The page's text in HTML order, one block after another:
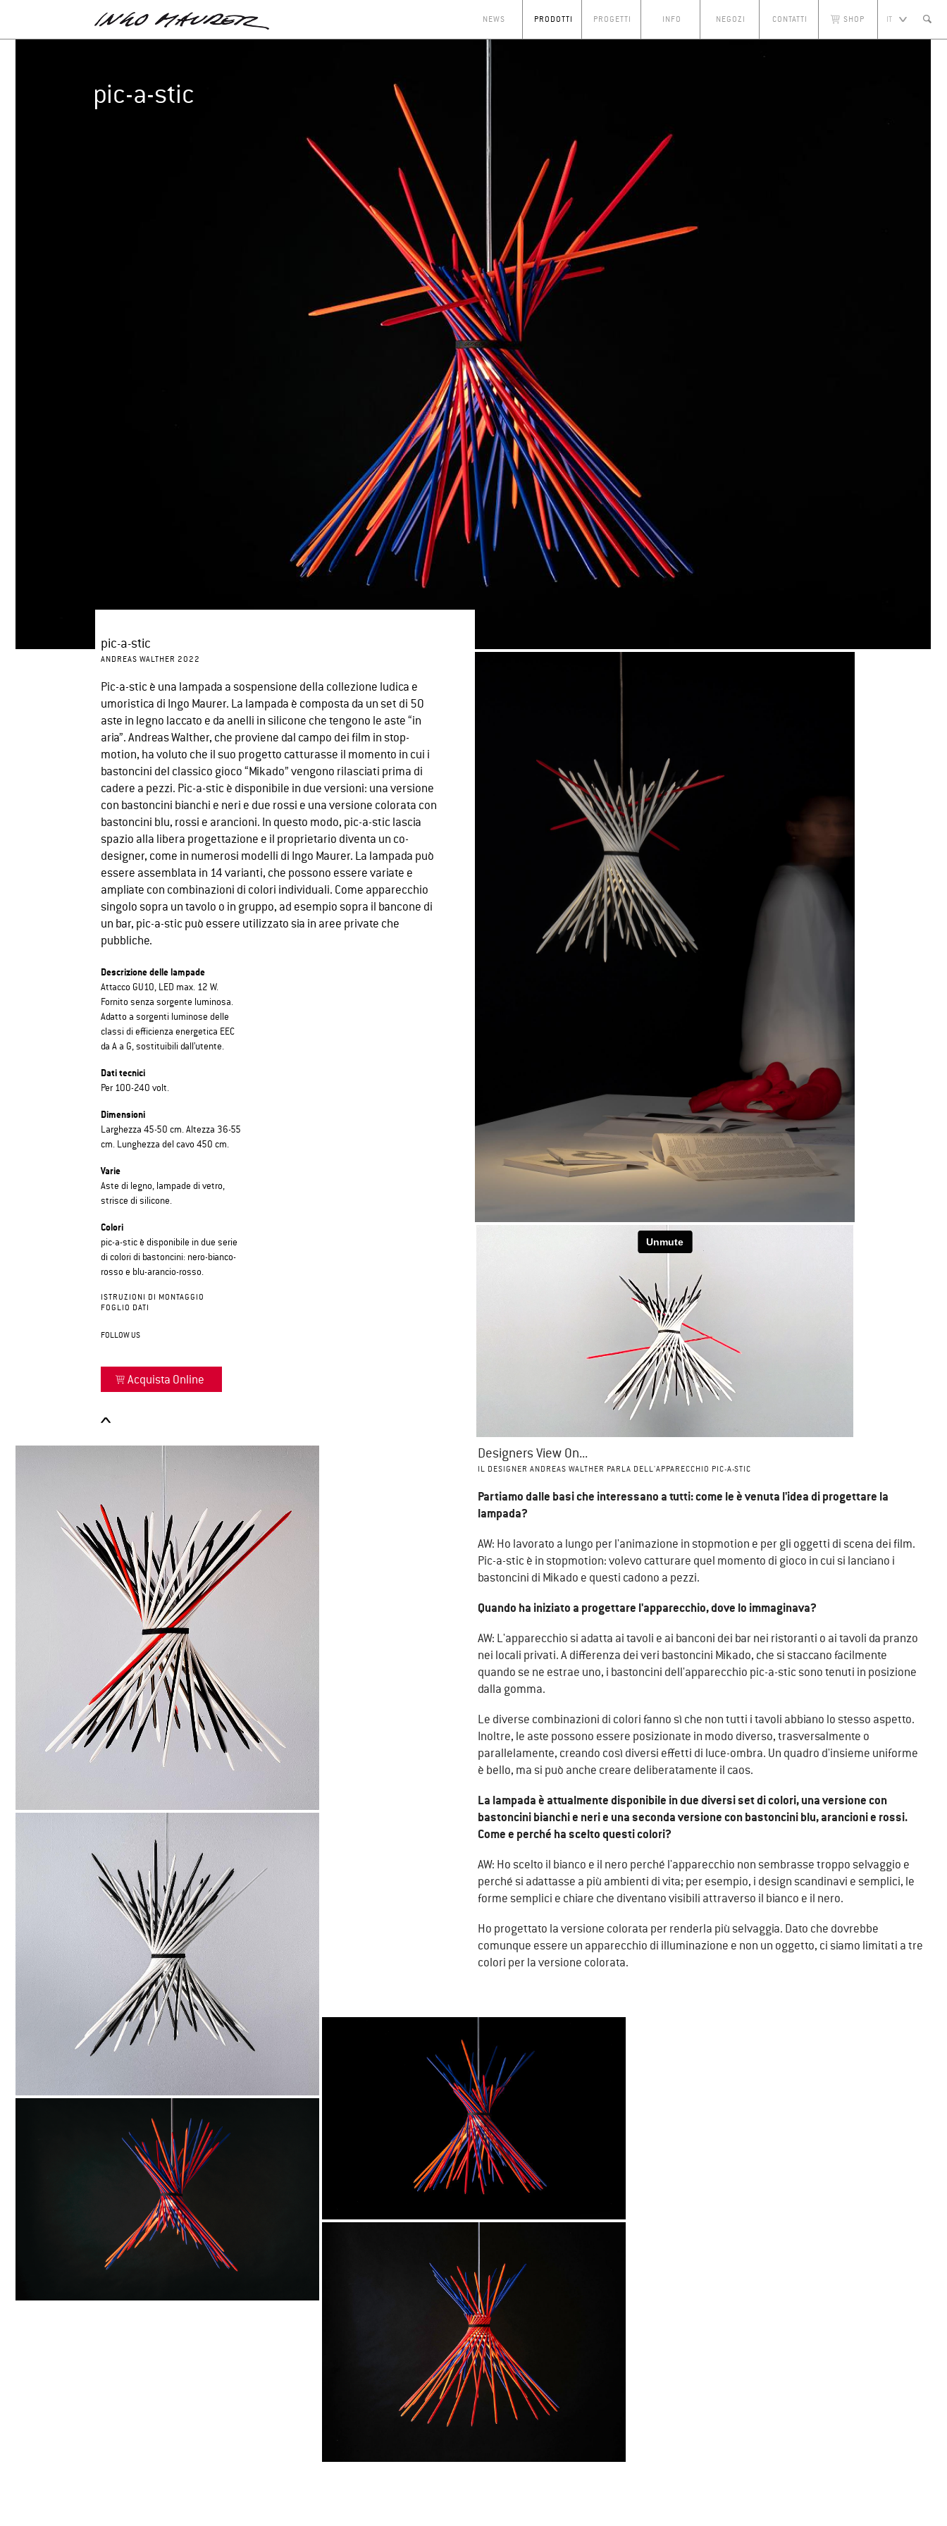
NEWS PRODOTTI PROGETTI INFO NEGOZI CONTATTI SHOP IT
pic-a-stic
pic-a-stic
ANDREAS WALTHER 2022
Pic-a-stic è una lampada a sospensione della collezione ludica e
umoristica di Ingo Maurer. La lampada è composta da un set di 50
aste in legno laccato e da anelli in silicone che tengono le aste “in
aria”. Andreas Walther, che proviene dal campo dei film in stop-
motion, ha voluto che il suo progetto catturasse il momento in cui i
bastoncini del classico gioco “Mikado” vengono rilasciati prima di
cadere a pezzi. Pic-a-stic è disponibile in due versioni: una versione
con bastoncini bianchi e neri e due rossi e una versione colorata con
bastoncini blu, rossi e arancioni. In questo modo, pic-a-stic lascia
spazio alla libera progettazione e il proprietario diventa un co-
designer, come in numerosi modelli di Ingo Maurer. La lampada può
essere assemblata in 14 varianti, che possono essere variate e
ampliate con combinazioni di colori individuali. Come apparecchio
singolo sopra un tavolo o in gruppo, ad esempio sopra il bancone di
un bar, pic-a-stic può essere utilizzato sia in aree private che
pubbliche.
Descrizione delle lampade
Attacco GU10, LED max. 12 W.
Fornito senza sorgente luminosa.
Adatto a sorgenti luminose delle
classi di efficienza energetica EEC
da A a G, sostituibili dall’utente.
Dati tecnici
Per 100-240 volt.
Dimensioni
Larghezza 45-50 cm. Altezza 36-55
cm. Lunghezza del cavo 450 cm.
Varie
Aste di legno, lampade di vetro,
strisce di silicone.
Colori
pic-a-stic è disponibile in due serie
di colori di bastoncini: nero-bianco-
rosso e blu-arancio-rosso.
ISTRUZIONI DI MONTAGGIO
FOGLIO DATI
FOLLOW US
Acquista Online
Designers View On...
IL DESIGNER ANDREAS WALTHER PARLA DELL'APPARECCHIO PIC-A-STIC
Partiamo dalle basi che interessano a tutti: come le è venuta l'idea di progettare la
lampada?
AW: Ho lavorato a lungo per l'animazione in stopmotion e per gli oggetti di scena dei film.
Pic-a-stic è in stopmotion: volevo catturare quel momento di gioco in cui si lanciano i
bastoncini di Mikado e questi cadono a pezzi.
Quando ha iniziato a progettare l'apparecchio, dove lo immaginava?
AW: L'apparecchio si adatta ai tavoli e ai banconi dei bar nei ristoranti o ai tavoli da pranzo
nei locali privati. A differenza dei veri bastoncini Mikado, che si staccano facilmente
quando se ne estrae uno, i bastoncini dell'apparecchio pic-a-stic sono tenuti in posizione
dalla gomma.
Le diverse combinazioni di colori fanno sì che non tutti i tavoli abbiano lo stesso aspetto.
Inoltre, le aste possono essere posizionate in modo diverso, trasversalmente o
parallelamente, creando così diversi effetti di luce-ombra. Un quadro d'insieme uniforme
è bello, ma si può anche creare deliberatamente il caos.
La lampada è attualmente disponibile in due diversi set di colori, una versione con
bastoncini bianchi e neri e una seconda versione con bastoncini blu, arancioni e rossi.
Come e perché ha scelto questi colori?
AW: Ho scelto il bianco e il nero perché l'apparecchio non sembrasse troppo selvaggio e
perché si adattasse a più ambienti di vita; per esempio, i design scandinavi e semplici, le
forme semplici e chiare che diventano visibili attraverso il bianco e il nero.
Ho progettato la versione colorata per renderla più selvaggia. Dato che dovrebbe
comunque essere un apparecchio di illuminazione e non un oggetto, ci siamo limitati a tre
colori per la versione colorata.